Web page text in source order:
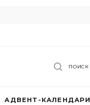
ПОИСК
АДВЕНТ-КАЛЕНДАРИ